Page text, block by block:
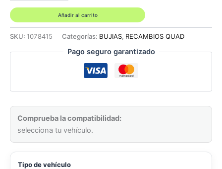
era:
34,11 €.
es:
23,86 €.
raptor
660
DPR8EIX-
01-
Añadir al carrito
SKU: 1078415 Categorías: BUJIAS, RECAMBIOS QUAD
Pago seguro garantizado
Comprueba la compatibilidad:
selecciona tu vehículo.
Tipo de vehículo